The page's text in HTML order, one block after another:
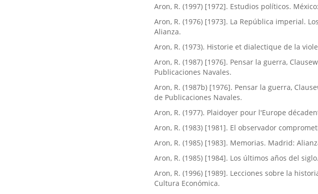
Aron, R. (1997) [1972]. Estudios polí­ticos.
Aron, R. (1976) [1973]. La República imperial.
Alianza.
Aron, R. (1973). Historie et dialectique de la
Aron, R. (1987) [1976]. Pensar la guerra,
Publicaciones Navales.
Aron, R. (1987b) [1976]. Pensar la guerra,
de Publicaciones Navales.
Aron, R. (1977). Plaidoyer pour l'Europe
Aron, R. (1983) [1981]. El observador
Aron, R. (1985) [1983]. Memorias. Madrid:
Aron, R. (1985) [1984]. Los últimos años del
Aron, R. (1996) [1989]. Lecciones sobre la
Cultura Económica.